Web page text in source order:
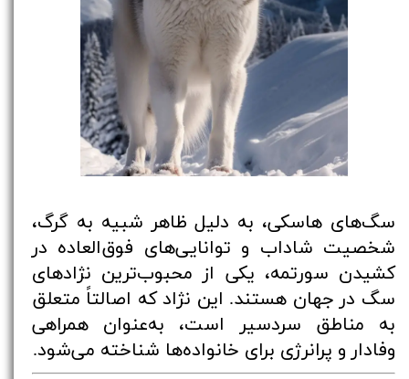
سگ‌های هاسکی، به دلیل ظاهر شبیه به گرگ،
شخصیت شاداب و توانایی‌های فوق‌العاده در
کشیدن سورتمه، یکی از محبوب‌ترین نژادهای
سگ در جهان هستند. این نژاد که اصالتاً متعلق
به مناطق سردسیر است، به‌عنوان همراهی
وفادار و پرانرژی برای خانواده‌ها شناخته می‌شود.